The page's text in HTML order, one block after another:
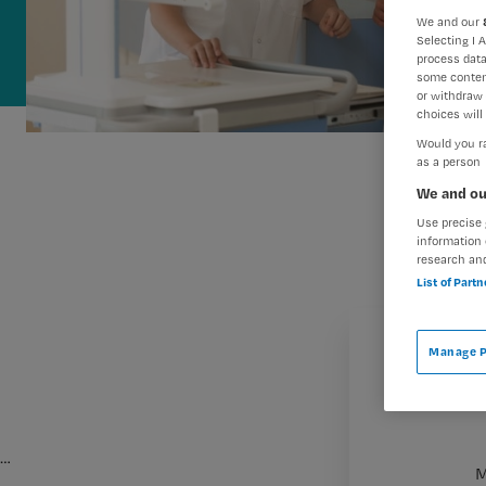
…
We and our
Selecting I
process
some
or withdraw
choices will
Would you
as a person
We and
Use
information
research
List of
Manage